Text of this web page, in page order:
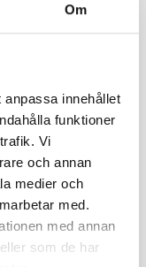
Om
innehållet
funktioner
Vi
och annan
medier och
med.
med annan
som de har
15